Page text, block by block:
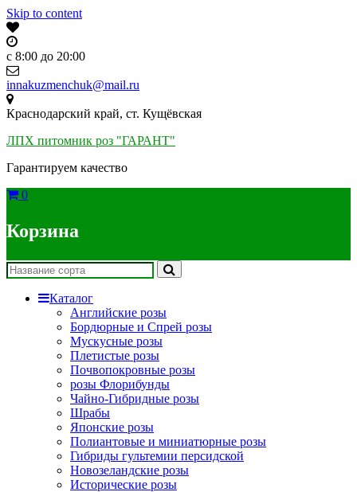
Skip to content
c 8:00 до 20:00
innakuzmenchuk@mail.ru
Краснодарский край, ст. Кущёвская
ЛПХ питомник роз "ГАРАНТ"
Гарантируем качество
0
Корзина
Каталог
Английские розы
Бордюрные и Спрей розы
Мускусные розы
Плетистые розы
Почвопокровные розы
розы Флорибунды
Чайно-Гибридные розы
Шрабы
Японские розы
Полиантовые и миниатюрные розы
Гибриды гультемии персидской
Новозеландские розы
Исторические розы